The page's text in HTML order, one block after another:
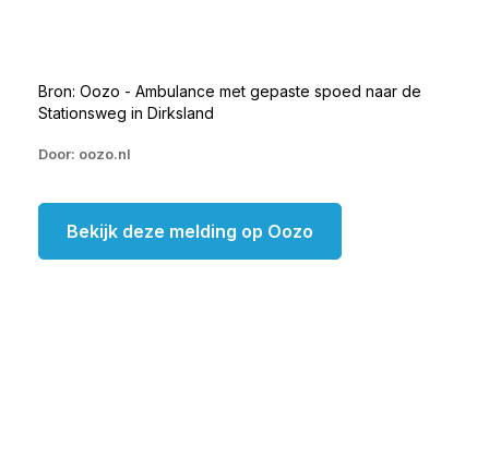
Bron: Oozo - Ambulance met gepaste spoed naar de
Stationsweg in Dirksland
Door: oozo.nl
Bekijk deze melding op Oozo